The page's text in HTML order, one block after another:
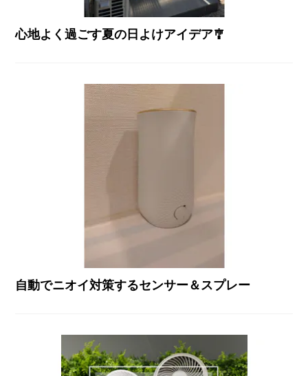
心地よく過ごす夏の日よけアイデア🎐
自動でニオイ対策するセンサー＆スプレー